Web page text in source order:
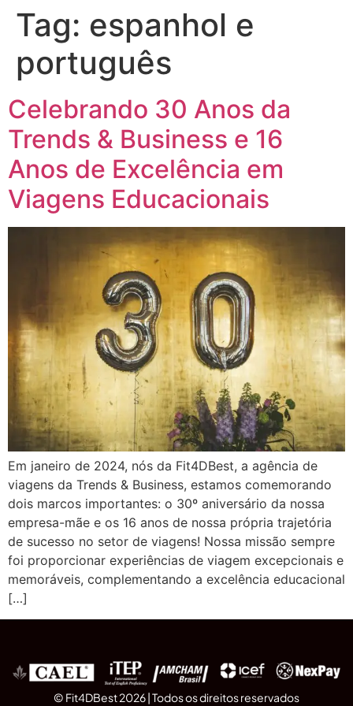
Tag: espanhol e
português
Celebrando 30 Anos da
Trends & Business e 16
Anos de Excelência em
Viagens Educacionais
Em janeiro de 2024, nós da Fit4DBest, a agência de
viagens da Trends & Business, estamos comemorando
dois marcos importantes: o 30º aniversário da nossa
empresa-mãe e os 16 anos de nossa própria trajetória
de sucesso no setor de viagens! Nossa missão sempre
foi proporcionar experiências de viagem excepcionais e
memoráveis, complementando a excelência educacional
[…]
© Fit4DBest 2026 | Todos os direitos reservados